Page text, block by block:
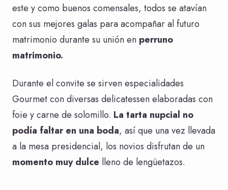
este y como buenos comensales, todos se atavían
con sus mejores galas para acompañar al futuro
matrimonio durante su unión en perruno
matrimonio.
Durante el convite se sirven especialidades
Gourmet con diversas delicatessen elaboradas con
foie y carne de solomillo. La tarta nupcial no
podía faltar en una boda, así que una vez llevada
a la mesa presidencial, los novios disfrutan de un
momento muy dulce lleno de lengüetazos.